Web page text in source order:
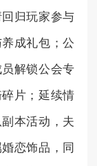
归玩家参与
成礼包；公
解锁公会专
片；延续情
本活动，夫
恋饰品，同